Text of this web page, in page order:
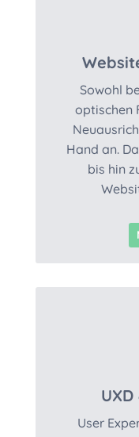
Sowohl
optischen
Hand an.
bis hin
User